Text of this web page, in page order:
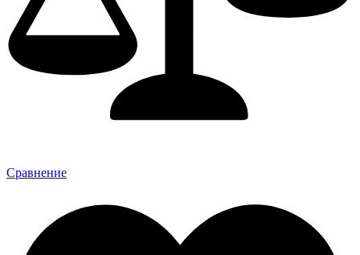
Сравнение